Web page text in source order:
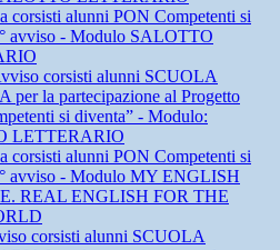
corsisti alunni PON Competenti si
avviso - Modulo SALOTTO
corsisti alunni SCUOLA
per la partecipazione al Progetto
si diventa” - Modulo:
LETTERARIO
corsisti alunni PON Competenti si
avviso - Modulo MY ENGLISH
REAL ENGLISH FOR THE
corsisti alunni SCUOLA